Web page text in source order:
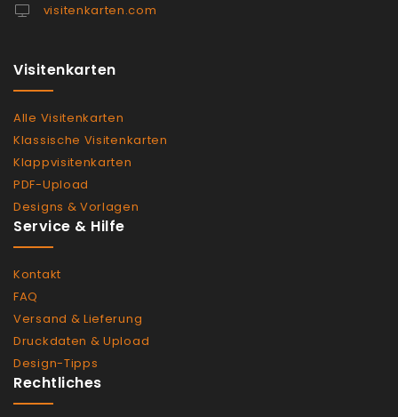
visitenkarten.com
Visitenkarten
Alle Visitenkarten
Klassische Visitenkarten
Klappvisitenkarten
PDF-Upload
Designs & Vorlagen
Service & Hilfe
Kontakt
FAQ
Versand & Lieferung
Druckdaten & Upload
Design-Tipps
Rechtliches